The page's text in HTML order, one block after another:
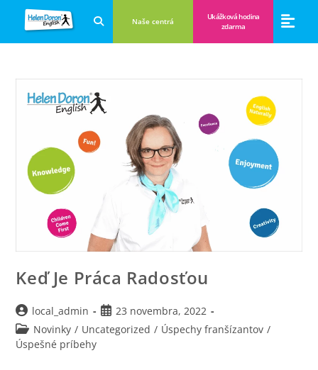
Naše centrá
Ukážková hodina
zdarma
Keď Je Práca Radosťou
local_admin
23 novembra, 2022
Novinky / Uncategorized / Úspechy franšízantov /
Úspešné príbehy